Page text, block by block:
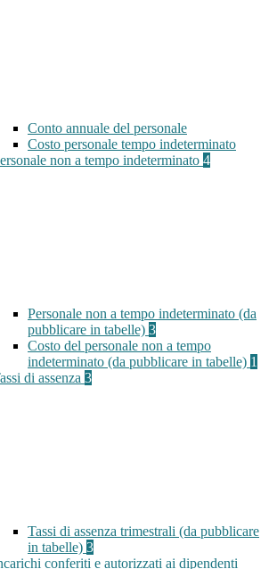
Conto annuale del personale
Costo personale tempo indeterminato
non a tempo indeterminato 4
Personale non a tempo indeterminato (da
pubblicare in tabelle) 3
Costo del personale non a tempo
indeterminato (da pubblicare in tabelle) 1
di assenza 3
Tassi di assenza trimestrali (da pubblicare
in tabelle) 3
conferiti e autorizzati ai dipendenti